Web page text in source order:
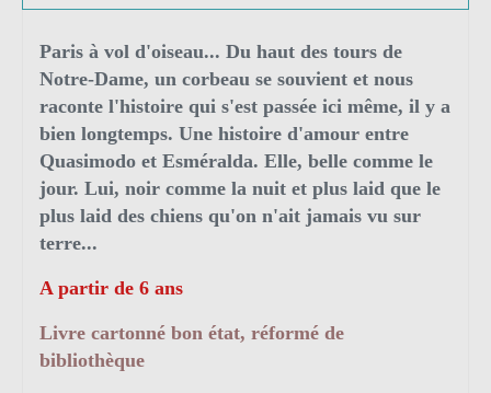
Paris à vol d'oiseau... Du haut des tours de
Notre-Dame, un corbeau se souvient et nous
raconte l'histoire qui s'est passée ici même, il y a
bien longtemps. Une histoire d'amour entre
Quasimodo et Esméralda. Elle, belle comme le
jour. Lui, noir comme la nuit et plus laid que le
plus laid des chiens qu'on n'ait jamais vu sur
terre...
A partir de 6 ans
Livre cartonné bon état, réformé de
bibliothèque